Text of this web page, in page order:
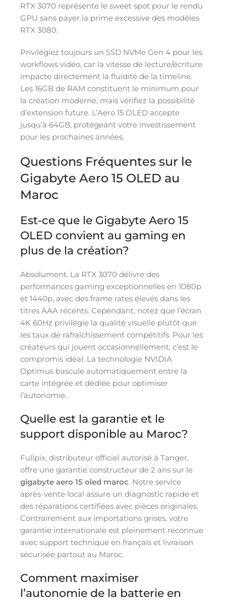
RTX 3070 représente le sweet spot pour le rendu
GPU sans payer la prime excessive des modèles
RTX 3080.
Privilégiez toujours un SSD NVMe Gen 4 pour les
workflows vidéo, car la vitesse de lecture/écriture
impacte directement la fluidité de la timeline.
Les 16GB de RAM constituent le minimum pour
la création moderne, mais vérifiez la possibilité
d’extension future. L’Aero 15 OLED accepte
jusqu’à 64GB, protégeant votre investissement
pour les prochaines années.
Questions Fréquentes sur le
Gigabyte Aero 15 OLED au
Maroc
Est-ce que le Gigabyte Aero 15
OLED convient au gaming en
plus de la création?
Absolument. La RTX 3070 délivre des
performances gaming exceptionnelles en 1080p
et 1440p, avec des frame rates élevés dans les
titres AAA récents. Cependant, notez que l’écran
4K 60Hz privilégie la qualité visuelle plutôt que
les taux de rafraîchissement compétitifs. Pour les
créateurs qui jouent occasionnellement, c’est le
compromis idéal. La technologie NVIDIA
Optimus bascule automatiquement entre la
carte intégrée et dédiée pour optimiser
l’autonomie.
Quelle est la garantie et le
support disponible au Maroc?
Fullpix, distributeur officiel autorisé à Tanger,
offre une garantie constructeur de 2 ans sur le
gigabyte aero 15 oled maroc. Notre service
après-vente local assure un diagnostic rapide et
des réparations certifiées avec pièces originales.
Contrairement aux importations grises, votre
garantie internationale est pleinement reconnue
avec support technique en français et livraison
sécurisée partout au Maroc.
Comment maximiser
l’autonomie de la batterie en